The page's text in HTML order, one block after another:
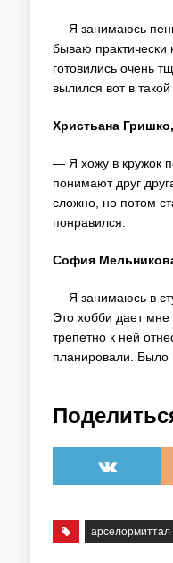
— Я занимаюсь
бываю
готовились очень
вылился вот в
Христьана
— Я хожу в кружок
понимают друг
сложно, но потом
понравился.
София
— Я занимаюсь в
Это хобби дает мне
трепетно к ней
планировали. Было
арселормиттал